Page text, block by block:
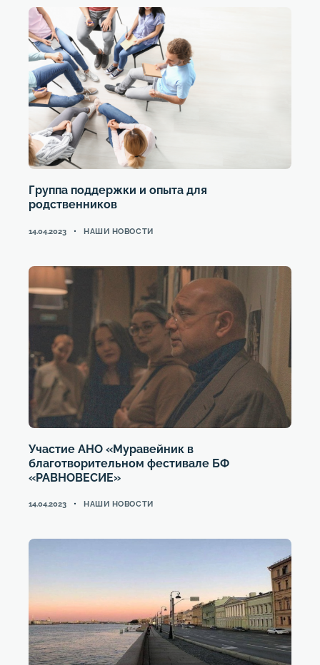
Группа поддержки и опыта для
родственников
14.04.2023 CATEGORIES
НАШИ НОВОСТИ
Участие АНО «Муравейник в
благотворительном фестивале БФ
«РАВНОВЕСИЕ»
14.04.2023 CATEGORIES
НАШИ НОВОСТИ